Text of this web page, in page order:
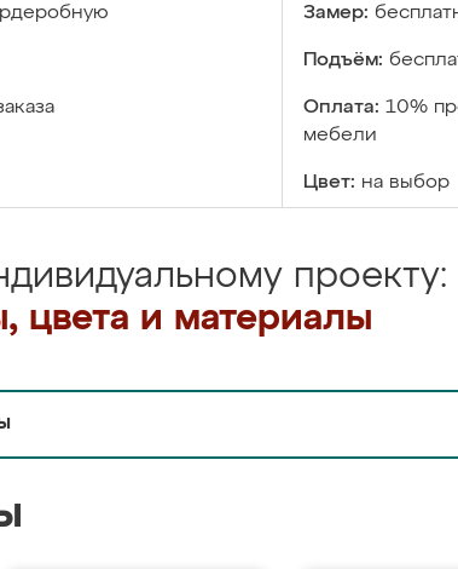
Замер:
Подъём:
Оплата: 10%
мебели
Цвет: на выбор
проекту:
цвета и материалы